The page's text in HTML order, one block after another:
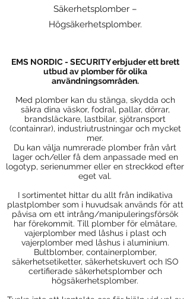
Säkerhetsplomber –
Högsäkerhetsplomber.
EMS NORDIC - SECURITY erbjuder ett brett
utbud av plomber för olika
användningsområden.
Med plomber kan du stänga, skydda och
säkra dina väskor, fodral, pallar, dörrar,
brandsläckare, lastbilar, sjötransport
(containrar), industriutrustningar och mycket
mer.
Du kan välja numrerade plomber från vårt
lager och/eller få dem anpassade med en
logotyp, serienummer eller en streckkod efter
eget val.
I sortimentet hittar du allt från indikativa
plastplomber som i huvudsak används för att
påvisa om ett intrång/manipuleringsförsök
har förekommit. Till plomber för elmätare,
vajerplomber med låshus i plast och
vajerplomber med låshus i aluminium.
Bultblomber, containerplomber,
säkerhetsetiketter, säkerhetskuvert och ISO
certifierade säkerhetsplomber och
högsäkerhetsplomber.